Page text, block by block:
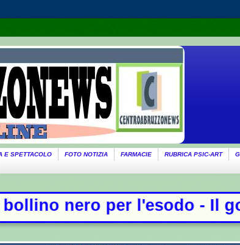
E SPETTACOLO FOTO NOTIZIA FARMACIE RUBRICA PSIC-ART
- Il governo